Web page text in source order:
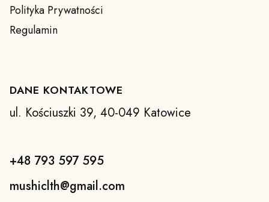
Polityka Prywatności
Regulamin
DANE KONTAKTOWE
ul. Kościuszki 39, 40-049 Katowice
+48 793 597 595
mushiclth@gmail.com